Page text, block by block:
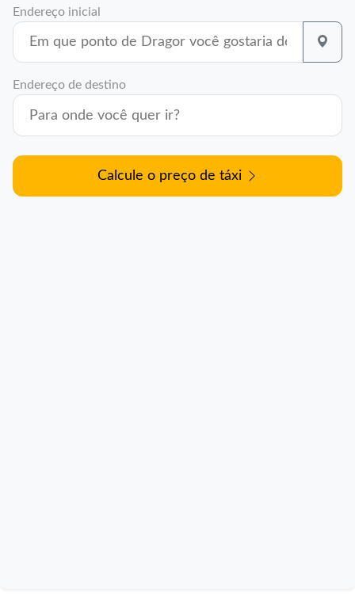
Endereço inicial
Endereço de destino
Calcule o preço de táxi